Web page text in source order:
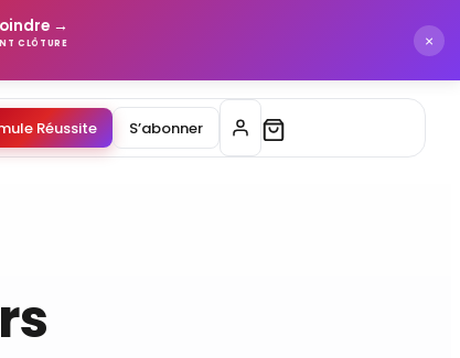
→
CLÔTURE ×
Réussite S’abonner